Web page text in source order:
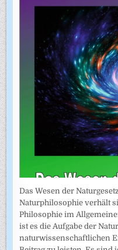
Das Wesen der
Naturphilosophie verhält
Philosophie im
ist es die Aufgabe der
naturwissenschaftlichen